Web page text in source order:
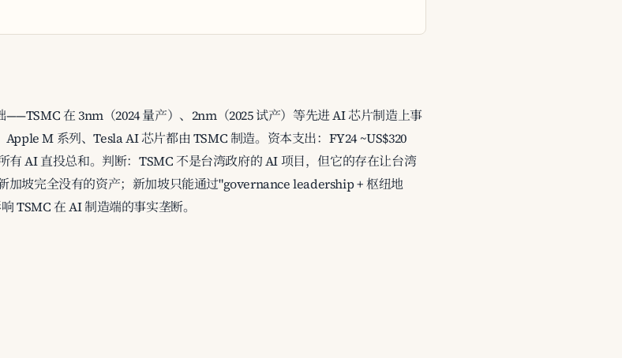
在 3nm（2024 量产）、2nm（2025 试产）等先进 AI 芯片制造上事
M 系列、Tesla AI 芯片都由 TSMC 制造。资本支出：FY24 ~US$320
有 AI 直投总和。判断：TSMC 不是台湾政府的 AI 项目，但它的存在让台湾
加坡完全没有的资产；新加坡只能通过"governance leadership + 枢纽地
TSMC 在 AI 制造端的事实垄断。